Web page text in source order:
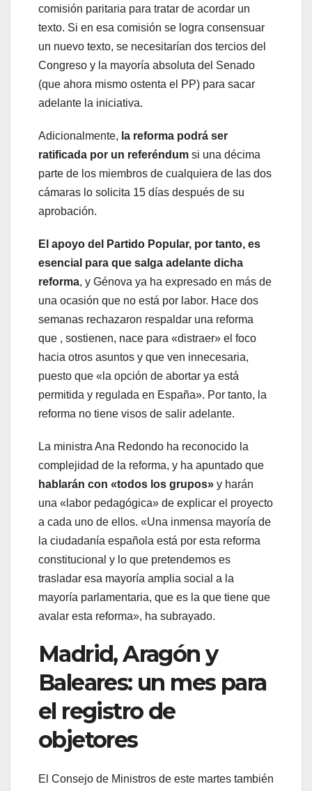
comisión paritaria para tratar de acordar un
texto. Si en esa comisión se logra consensuar
un nuevo texto, se necesitarían dos tercios del
Congreso y la mayoría absoluta del Senado
(que ahora mismo ostenta el PP) para sacar
adelante la iniciativa.
Adicionalmente, la reforma podrá ser
ratificada por un referéndum si una décima
parte de los miembros de cualquiera de las dos
cámaras lo solicita 15 días después de su
aprobación.
El apoyo del Partido Popular, por tanto, es
esencial para que salga adelante dicha
reforma, y Génova ya ha expresado en más de
una ocasión que no está por labor. Hace dos
semanas rechazaron respaldar una reforma
que , sostienen, nace para «distraer» el foco
hacia otros asuntos y que ven innecesaria,
puesto que «la opción de abortar ya está
permitida y regulada en España». Por tanto, la
reforma no tiene visos de salir adelante.
La ministra Ana Redondo ha reconocido la
complejidad de la reforma, y ha apuntado que
hablarán con «todos los grupos» y harán
una «labor pedagógica» de explicar el proyecto
a cada uno de ellos. «Una inmensa mayoría de
la ciudadanía española está por esta reforma
constitucional y lo que pretendemos es
trasladar esa mayoría amplia social a la
mayoría parlamentaria, que es la que tiene que
avalar esta reforma», ha subrayado.
Madrid, Aragón y
Baleares: un mes para
el registro de
objetores
El Consejo de Ministros de este martes también